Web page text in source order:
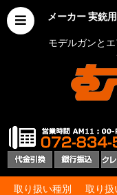
メーカー 実銃
モデルガンと
取り扱い種別 取り扱